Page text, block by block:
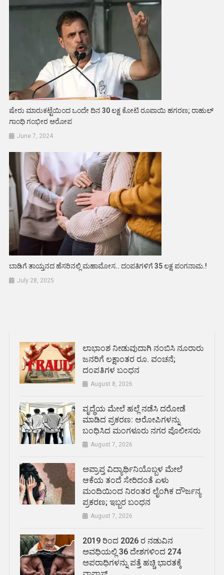
ಷೇರು ಮಾರುಕಟ್ಟೆಯಿಂದ ಒಂದೇ ದಿನ 30 ಲಕ್ಷ ಕೋಟಿ ರೂಪಾಯಿ ಹಗರಣ; ರಾಹುಲ್
ಗಾಂಧಿ ಗಂಭೀರ ಆರೋಪ
June 7, 2024
ಬಾಡಿಗೆ ತಾಯ್ತನದ ಹೆಸರಿನಲ್ಲಿ ಮಹಾಮೋಸ.. ದಂಪತಿಗಳಿಗೆ 35 ಲಕ್ಷ ಪಂಗನಾಮ.!
July 28, 2025
ಲಾಭಾಂಶ ನೀಡುವುದಾಗಿ ನಂಬಿಸಿ ನೂರಾರು
ಜನರಿಗೆ ಲಕ್ಷಾಂತರ ರೂ. ವಂಚನೆ;
ದಂಪತಿಗಳ ಬಂಧನ
August 8, 2026
ವೃದ್ಧೆಯ ಮೇಲೆ ಹಲ್ಲೆ ನಡೆಸಿ ದರೋಡೆ
ಮಾಡಿದ ಪ್ರಕರಣ: ಆರೋಪಿಗಳನ್ನು
ಬಂಧಿಸಿದ ಮಂಗಳೂರು ನಗರ ಪೊಲೀಸರು
August 7, 2026
ಅಪ್ರಾಪ್ತ ವಿದ್ಯಾರ್ಥಿನಿಯೊಬ್ಬಳ ಮೇಲೆ
ಆಕೆಯ ತಂದೆ ಸೇರಿದಂತೆ ಏಳು
ಮಂದಿಯಿಂದ ನಿರಂತರ ಲೈಂಗಿಕ ದೌರ್ಜನ್ಯ
ಪ್ರಕರಣ; ಇಬ್ಬರ ಬಂಧನ
August 7, 2026
2019 ರಿಂದ 2026 ರ ನಡುವಿನ
ಅವಧಿಯಲ್ಲಿ 36 ದೇಶಗಳಿಂದ 274
ಅಪರಾಧಿಗಳನ್ನು ಪತ್ತೆ ಹಚ್ಚಿ ಭಾರತಕ್ಕೆ